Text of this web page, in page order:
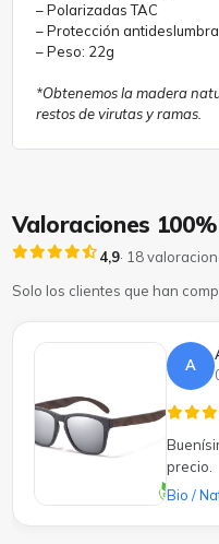
– Polarizadas TAC
– Protección
– Peso: 22g
*Obtenemos la madera
restos de virutas y ramas.
Valoraciones
4,9· 18
Solo los clientes que han
A
precio.
Bio /